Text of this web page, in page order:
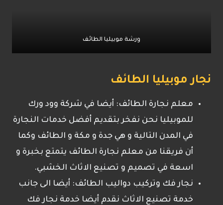
ورشة موبيليا الطائف
نجار موبيليا الطائف
معلم نجارة الطائف: أيضا في شركة وود ورك
للموبيليا نحن نفخر بتقديم أفضل خدمات النجارة
في المدن التالية و هي جدة و مكة و الطائف وكما
أن فريقنا من معلم نجارة الطائف يتمتع بخبرة و
اسعة في تصميم و تصنيع الاثاث الخشبي.
نجار فك وتركيب دواليب الطائف: أيضا الى جانب
خدمة تصنيع الاثاث نقدم أيضا خدمة نجار فك